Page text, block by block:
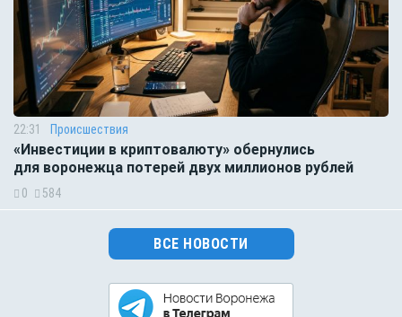
22:31 Происшествия
«Инвестиции в криптовалюту» обернулись
для воронежца потерей двух миллионов рублей
0 584
ВСЕ НОВОСТИ